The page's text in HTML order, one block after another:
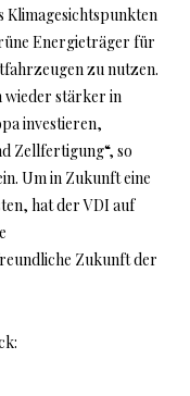
Klimagesichtspunkten
Energieträger für
zu nutzen.
wieder stärker in
investieren,
Zellfertigung“, so
Um in Zukunft eine
hat der VDI auf
Zukunft der